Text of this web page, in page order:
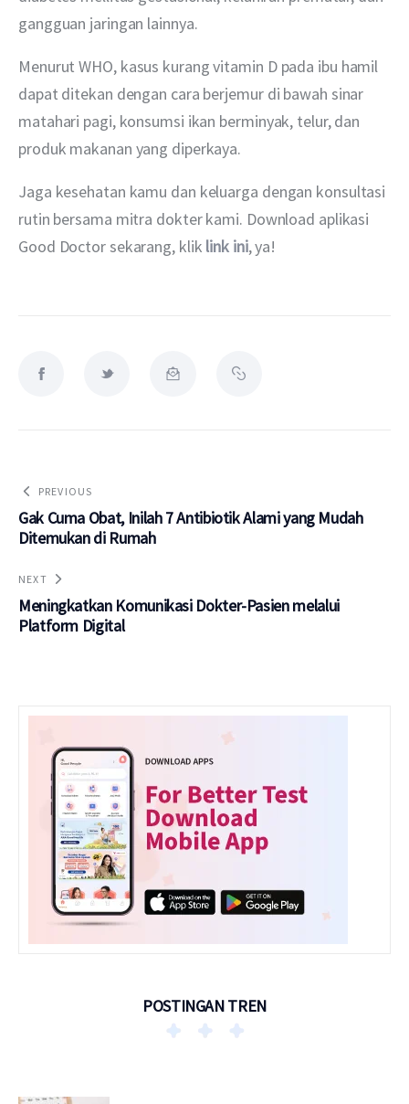
gangguan jaringan lainnya.
Menurut WHO, kasus kurang vitamin D pada ibu hamil
dapat ditekan dengan cara berjemur di bawah sinar
matahari pagi, konsumsi ikan berminyak, telur, dan
produk makanan yang diperkaya.
Jaga kesehatan kamu dan keluarga dengan konsultasi
rutin bersama mitra dokter kami. Download aplikasi
Good Doctor sekarang, klik link ini, ya!
PREVIOUS
Gak Cuma Obat, Inilah 7 Antibiotik Alami yang Mudah
Ditemukan di Rumah
NEXT
Meningkatkan Komunikasi Dokter-Pasien melalui
Platform Digital
POSTINGAN TREN